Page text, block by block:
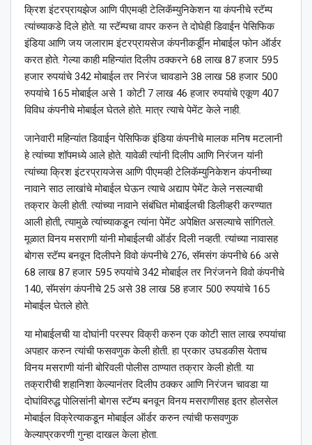
क्रिश इंटरप्रायझेज आणि पीएमव्ही टेलिकॅम्युनिकेशन या कंपनीचे स्टॅम्प
त्यांच्याकडे दिले होते. या स्टॅम्पचा वापर करुन ते दोघेही डिवाईन पेसिफिक
इंडिया आणि जय जलाराम इंटरप्रायसेज कंपनीकर्डूीन मोबाईल फोन ऑर्डर
करत होते. गेल्या काही महिन्यांत दिलीप ठक्करने 68 लाख 87 हजार 595
हजार रुपयांचे 342 मोबाईल तर निरंज चावडाने 38 लाख 58 हजार 500
रुपयांचे 165 मोबाईल असे 1 कोटी 7 लाख 46 हजार रुपयांचे एकूण 407
विविध कंपनीचे मोबाईल घेतले होते. मात्र त्याचे पेमेंट केले नाही.
जानेवारी महिन्यांत डिवाईन पेसिफिक इंडिया कंपनीचे मालक मनिष मटलानी
हे त्यांच्या शॉपमध्ये आले होते. यावेळी त्यांनी दिलीप आणि निरंजन यांनी
त्यांच्या क्रिश इंटरप्रायजेस आणि पीएमव्ही टेलिकॅम्युनिकेशन कंपनीच्या
नावाने साठ लाखांचे मोबाईल घेऊन त्याचे अद्याप पेमेंट केले नसल्याची
तक्रार केली होती. त्यांच्या नावाने संबंधित मोबाईलची डिलीव्हरी करण्यात
आली होती, त्यामुळे त्यांच्याकडून त्यांना पेमेंट अपेक्षित असल्याचे सांगितले.
मूळात विनय मसराणी यांनी मोबाईलची ऑर्डर दिली नव्हती. त्यांच्या नावासह
बोगस स्टॅम्प बनवून दिलीपने विवो कंपनीचे 276, सॅमसंग कंपनीचे 66 असे
68 लाख 87 हजार 595 रुपयांचे 342 मोबाईल तर निरंजनने विवो कंपनीचे
140, सॅमसंग कंपनीचे 25 असे 38 लाख 58 हजार 500 रुपयांचे 165
मोबाईल घेतले होते.
या मोबाईलची या दोघांनी परस्पर विक्री करुन एक कोटी सात लाख रुपयांचा
अपहार करुन त्यांची फसवणुक केली होती. हा प्रकार उघडकीस येताच
विनय मसराणी यांनी बोरिवली पोलीस ठाण्यात तक्रार केली होती. या
तक्रारीची शहानिशा केल्यानंतर दिलीप ठक्कर आणि निरंजन चावडा या
दोघांविरुद्ध पोलिसांनी बोगस स्टॅम्प बनवून विनय मसराणीसह इतर होलसेल
मोबाईल विक्रेत्याकडून मोबाईल ऑर्डर करुन त्यांची फसवणुक
केल्याप्रकरणी गुन्हा दाखल केला होता.